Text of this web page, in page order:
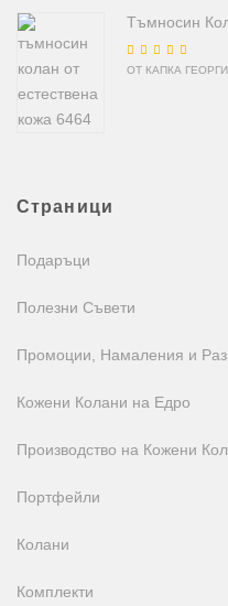
Тъмносин
Оценено на5от
ОТ КАПКА
Страници
Подаръци
Полезни Съвети
Промоции, Намаления и
Кожени Колани на Едро
Производство на Кожени
Портфейли
Колани
Комплекти